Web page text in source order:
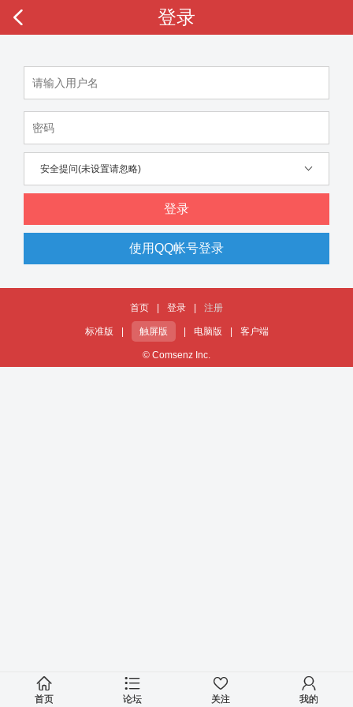
登录
安全提问(未设置请忽略)
登录
使用QQ帐号登录
首页 登录 注册
标准版 触屏版 电脑版 客户端
© Comsenz Inc.
首页 论坛 关注 我的